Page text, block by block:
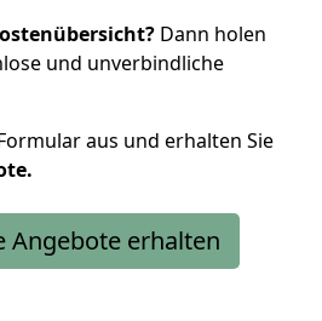
Dann holen
und unverbindliche
aus und erhalten Sie
Angebote erhalten